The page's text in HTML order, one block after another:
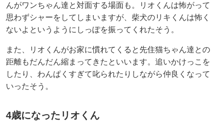
んがワンちゃん達と対面する場面も。リオくんは怖がって
思わずシャーをしてしまいますが、柴犬のリキくんは怖く
ないよというようにしっぽを振ってくれたそう。
また、リオくんがお家に慣れてくると先住猫ちゃん達との
距離もだんだん縮まってきたといいます。追いかけっこを
したり、わんぱくすぎて叱られたりしながら仲良くなって
いったそう。
4歳になったリオくん